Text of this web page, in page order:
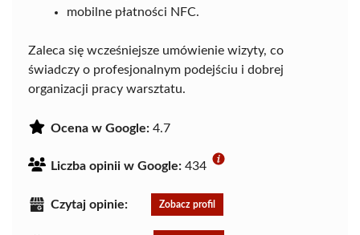
mobilne płatności NFC.
Zaleca się wcześniejsze umówienie wizyty, co
świadczy o profesjonalnym podejściu i dobrej
organizacji pracy warsztatu.
Ocena w Google: 4.7
Liczba opinii w Google: 434
Czytaj opinie: Zobacz profil